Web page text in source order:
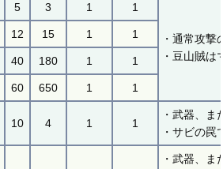
5 3 1 1
・通常攻撃
・豆山賊は
12 15 1 1
40 180 1 1
60 650 1 1
10 4 1 1
・武器、
・サビの罠
・武器、